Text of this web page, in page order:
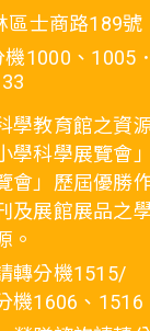
區士商路189號
1000、1005．
學教育館之資
學科學展覽會
會」歷屆優勝
及展館展品之
。
轉分機1515/
機1606、1516